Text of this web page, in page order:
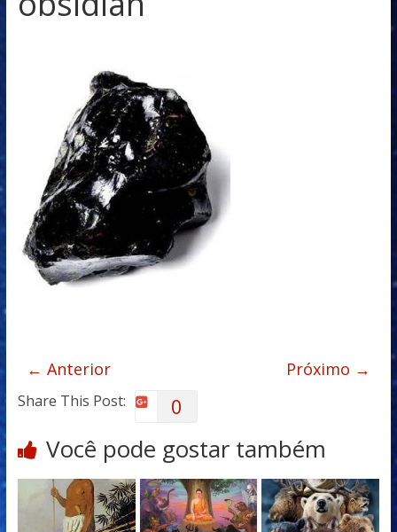
← Anterior Próximo →
Share This Post: 0
Você pode gostar também